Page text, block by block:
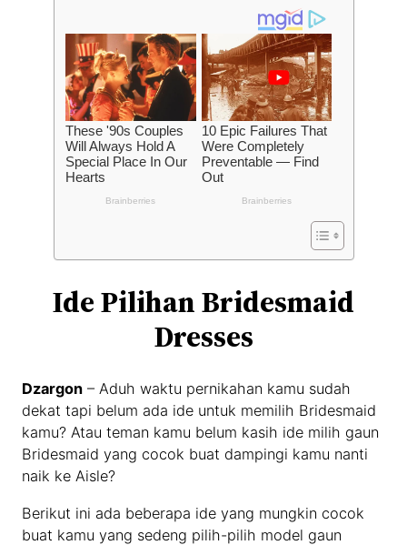
Ide Pilihan Bridesmaid
Dresses
Dzargon – Aduh waktu pernikahan kamu sudah
dekat tapi belum ada ide untuk memilih Bridesmaid
kamu? Atau teman kamu belum kasih ide milih gaun
Bridesmaid yang cocok buat dampingi kamu nanti
naik ke Aisle?
Berikut ini ada beberapa ide yang mungkin cocok
buat kamu yang sedeng pilih-pilih model gaun